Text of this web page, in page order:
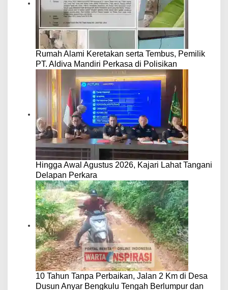
Rumah Alami Keretakan serta Tembus, Pemilik
PT. Aldiva Mandiri Perkasa di Polisikan
Hingga Awal Agustus 2026, Kajari Lahat Tangani
Delapan Perkara
10 Tahun Tanpa Perbaikan, Jalan 2 Km di Desa
Dusun Anyar Bengkulu Tengah Berlumpur dan